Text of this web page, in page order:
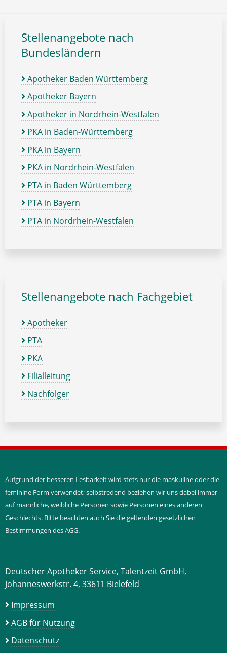
Stellenangebote nach
Bundesländern
Apotheker Baden Württemberg
Apotheker Bayern
Apotheker in Nordrhein-Westfalen
PKA in Baden-Württemberg
PKA in Bayern
PKA in Nordrhein-Westfalen
PTA in Baden Württemberg
PTA in Bayern
PTA in Nordrhein-Westfalen
Stellenangebote nach Fachgebiet
Apotheker
PTA
PKA
Filialleitung
Nachfolger
Aufgrund der besseren Lesbarkeit wird stets nur die maskuline oder die
feminine Form verwendet; selbstredend beziehen wir uns dabei immer
auf männliche, weibliche Personen sowie Personen eines anderen
Geschlechts. Bitte beachten auch Sie die geltenden gesetzlichen
Bestimmungen des AGG.
Deutscher Apotheker Service, Talentzeit GmbH,
Johanneswerkstr. 4, 33611 Bielefeld
Impressum
AGB für Nutzung
Datenschutz